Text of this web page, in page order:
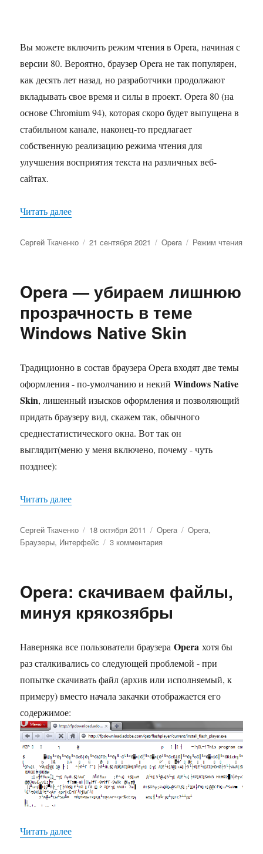
Вы можете включить режим чтения в Opera, начиная с
версии 80. Вероятно, браузер Opera не так популярен,
как десять лет назад, но разработчики продолжают
вкладывать свое время и силы в проект. Opera 80 (на
основе Chromium 94), которая скоро будет выпущена в
стабильном канале, наконец-то предлагает
собственную реализацию режима чтения для
улучшения восприятия текста на различных веб-
сайтах.
Читать далее«Как в Opera включить режим чтения»
Автор
Сергей Ткаченко Опубликовано
21 сентября 2021 Рубрики
Opera Метки
Режим чтения
Opera — убираем лишнюю
прозрачность в теме
Windows Native Skin
Традиционно в состав браузера Opera входят две темы
оформления - по-умолчанию и некийWindows Native
Skin, лишенный изысков оформления и позволяющий
придать браузеру вид, скажем так, обычного
среднестатистического окна. Вот так он
выглядит(меню у меня включено, почему - чуть
позднее):
Читать далее«Opera — убираем лишнюю прозрачность в
Автор
Сергей Ткаченко Опубликовано
18 октября 2011 Рубрики
Opera Метки
Opera,
Браузеры, Интерфейс 3 комментария
убираем
лишнюю
прозрачность
Windows
Native
Skin
Opera: скачиваем файлы,
минуя крякозябры
Наверняка все пользователи браузераOpera хотя бы
раз сталкивались со следующей проблемой - при
попытке скачивать файл (архив или исполняемый, к
примеру) вместо начала закачки отображается его
содержимое:
Читать далее«Opera: скачиваем файлы, минуя крякозябры»